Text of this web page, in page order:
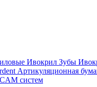
Ивокрил Зубы
Артикуляционная
систем